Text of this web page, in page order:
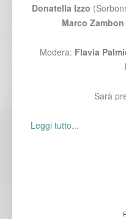
Donatella Izzo
Marco Zambon
Modera: Flavia
Sarà
Leggi tutto...